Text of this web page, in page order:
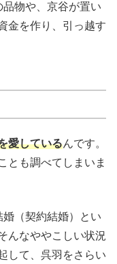
物や、京谷が置い
金を作り、引っ越す
愛しているんです。
とも調べてしまいま
（契約結婚）とい
んなややこしい状況
して、呉羽をさらい